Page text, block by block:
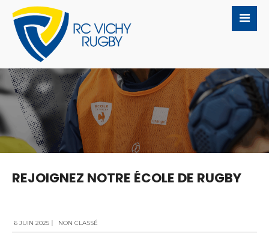
REJOIGNEZ NOTRE ÉCOLE DE RUGBY
6 JUIN 2025 NON CLASSÉ